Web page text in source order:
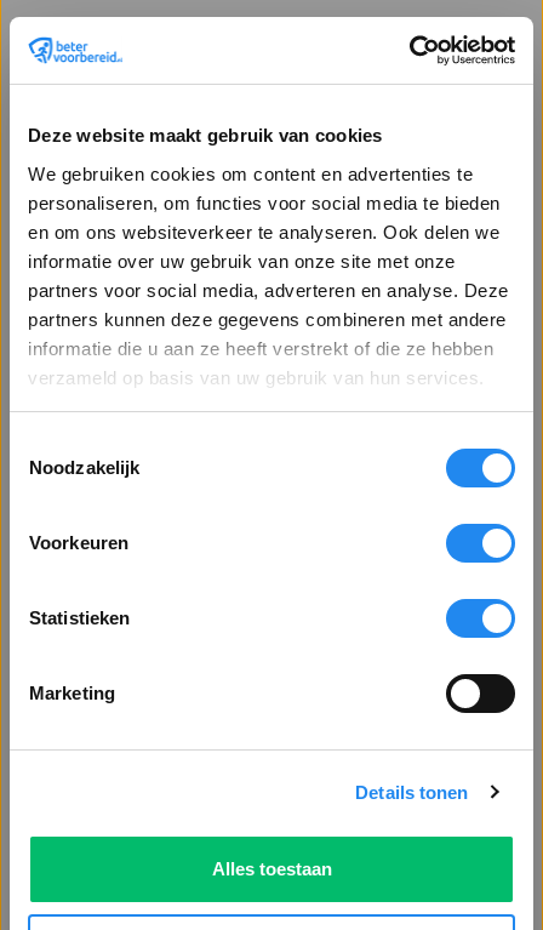
Deze website maakt gebruik van cookies
We gebruiken cookies om content en advertenties te
personaliseren, om functies voor social media te bieden
en om ons websiteverkeer te analyseren. Ook delen we
informatie over uw gebruik van onze site met onze
partners voor social media, adverteren en analyse. Deze
partners kunnen deze gegevens combineren met andere
informatie die u aan ze heeft verstrekt of die ze hebben
verzameld op basis van uw gebruik van hun services.
Noodzakelijk
Voorkeuren
Statistieken
Marketing
Details tonen
Alles toestaan
Lees meer
Vetblusser
Artikelnr. 377
87,73
Leverbaar uit voorraad
In winkelmandje
Vragen? Offerte aanvragen
Bel: 0113 - 228 802
Stuur een bericht
Welkom op Betervoorbereid.nl!
Bent u een zakelijke of particuliere klant?